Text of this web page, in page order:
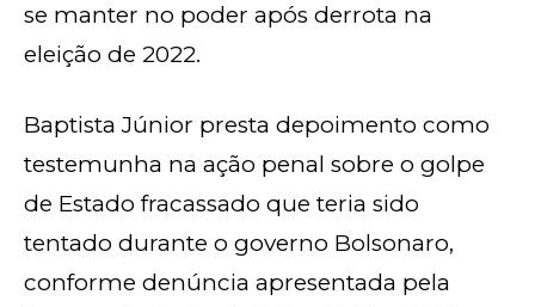
se manter no poder após derrota na
eleição de 2022.
Baptista Júnior presta depoimento como
testemunha na ação penal sobre o golpe
de Estado fracassado que teria sido
tentado durante o governo Bolsonaro,
conforme denúncia apresentada pela